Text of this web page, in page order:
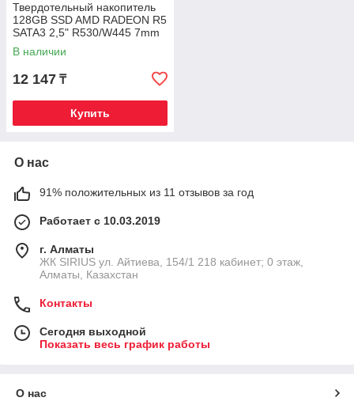
Твердотельный накопитель
128GB SSD AMD RADEON R5
SATA3 2,5" R530/W445 7mm
R5SL128G
В наличии
12 147 ₸
Купить
О нас
91% положительных из 11 отзывов за год
Работает с 10.03.2019
г. Алматы
​ЖК SIRIUS​ ул. Айтиева, 154/1​ 218 кабинет; 0 этаж,
Алматы, Казахстан
Контакты
Сегодня выходной
Показать весь график работы
О нас